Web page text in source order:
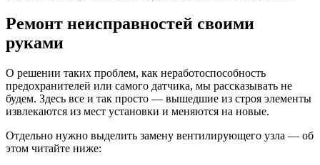
Ремонт неисправностей своими
руками
О решении таких проблем, как неработоспособность
предохранителей или самого датчика, мы рассказывать не
будем. Здесь все и так просто — вышедшие из строя элементы
извлекаются из мест установки и меняются на новые.
Отдельно нужно выделить замену вентилирующего узла — об
этом читайте ниже: